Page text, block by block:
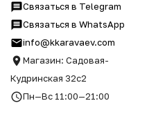
Связаться в Telegram
Связаться в WhatsApp
info@kkaravaev.com
Магазин: Садовая-
Кудринская 32с2
Пн—Вс 11:00—21:00